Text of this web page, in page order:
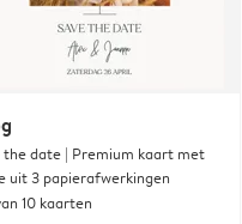
the date | Premium kaart met
uit 3 papierafwerkingen
10 kaarten